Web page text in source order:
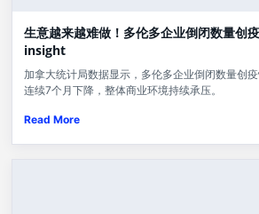
生意越来越难做！多伦多企业倒闭数量创
insight
加拿大统计局数据显示，多伦多企业倒闭数量创
连续7个月下降，整体商业环境持续承压。
Read More